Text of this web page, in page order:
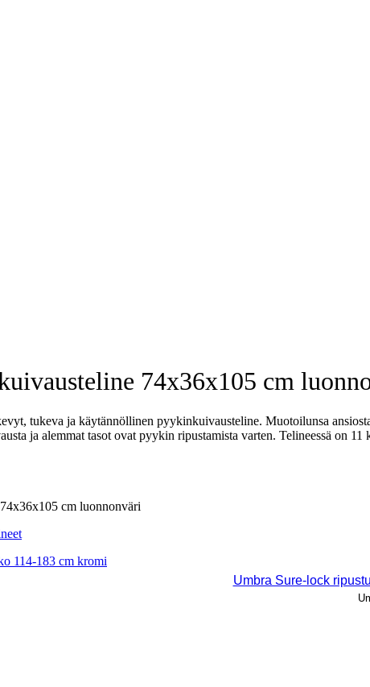
74x36x105 cm
tukeva ja käytännöllinen pyykinkuivausteline. Muotoilunsa
ja alemmat tasot ovat pyykin ripustamista varten. Telineessä on
Umbra Sure-lock